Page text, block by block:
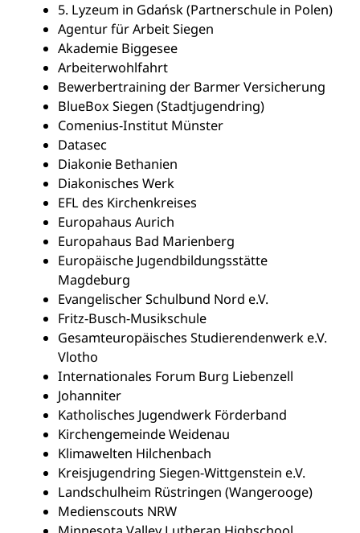
5. Lyzeum in Gdańsk (Partnerschule in Polen)
Agentur für Arbeit Siegen
Akademie Biggesee
Arbeiterwohlfahrt
Bewerbertraining der Barmer Versicherung
BlueBox Siegen (Stadtjugendring)
Comenius-Institut Münster
Datasec
Diakonie Bethanien
Diakonisches Werk
EFL des Kirchenkreises
Europahaus Aurich
Europahaus Bad Marienberg
Europäische Jugendbildungsstätte
Magdeburg
Evangelischer Schulbund Nord e.V.
Fritz-Busch-Musikschule
Gesamteuropäisches Studierendenwerk e.V.
Vlotho
Internationales Forum Burg Liebenzell
Johanniter
Katholisches Jugendwerk Förderband
Kirchengemeinde Weidenau
Klimawelten Hilchenbach
Kreisjugendring Siegen-Wittgenstein e.V.
Landschulheim Rüstringen (Wangerooge)
Medienscouts NRW